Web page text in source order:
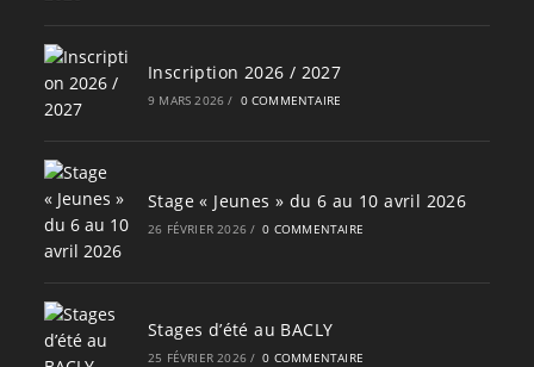
Inscription 2026 / 2027
9 MARS 2026 / 0 COMMENTAIRE
Stage « Jeunes » du 6 au 10 avril 2026
26 FÉVRIER 2026 / 0 COMMENTAIRE
Stages d’été au BACLY
25 FÉVRIER 2026 / 0 COMMENTAIRE